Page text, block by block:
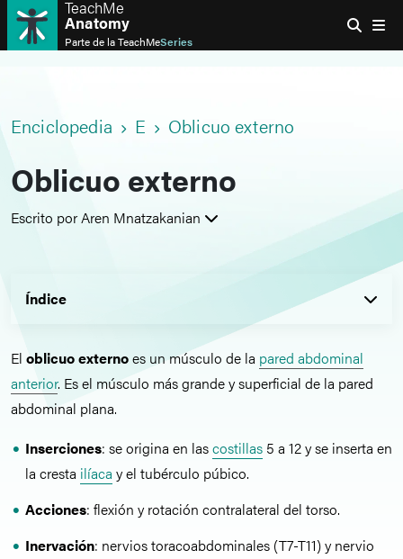
TeachMe
Anatomy
Parte de laTeachMeSeries
Enciclopedia E Oblicuo externo
Oblicuo externo
Escrito por Aren Mnatzakanian
Índice
El oblicuo externoes un músculo de la pared abdominal
anterior. Es el músculo más grande y superficial de la pared
abdominal plana.
Inserciones: se origina en lascostillas 5 a 12 y se inserta en
la cresta ilíaca y el tubérculo púbico.
Acciones: flexión y rotación contralateral del torso.
Inervación: nervios toracoabdominales (T7-T11) y nervio